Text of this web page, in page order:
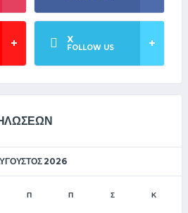
X
FOLLOW US
2026
Π Π Σ Κ